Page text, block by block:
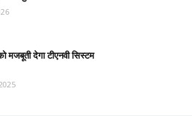
मजबूती देगा टीएनवी सिस्टम